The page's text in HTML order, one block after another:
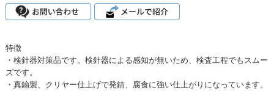
特徴
・検針器対策品です。検針器による感知が無いため、検査工程でもスムー
ズです。
・真鍮製、クリヤー仕上げで発錆、腐食に強い仕上がりになっています。